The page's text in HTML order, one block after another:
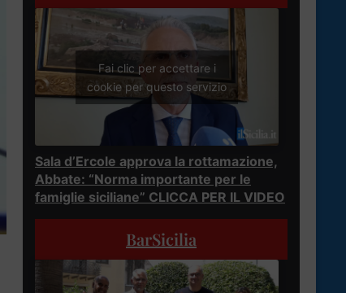
Fai clic per accettare i
cookie per questo servizio
Sala d’Ercole approva la rottamazione,
Abbate: “Norma importante per le
famiglie siciliane” CLICCA PER IL VIDEO
BarSicilia